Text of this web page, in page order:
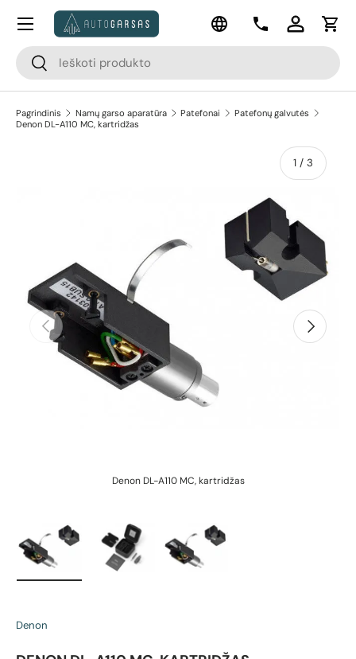
Pereiti prie turinio
Paieška
Paieška
Kalba
KontaktaiPrisijungti
Meniu
Pagrindinis Namų garso aparatūra Patefonai
Patefonų galvutės
Denon DL-A110 MC, kartridžas
Denon DL-A110 MC, kartridžas
Ankstesnis
1 / apie
3
Kitas
Denon